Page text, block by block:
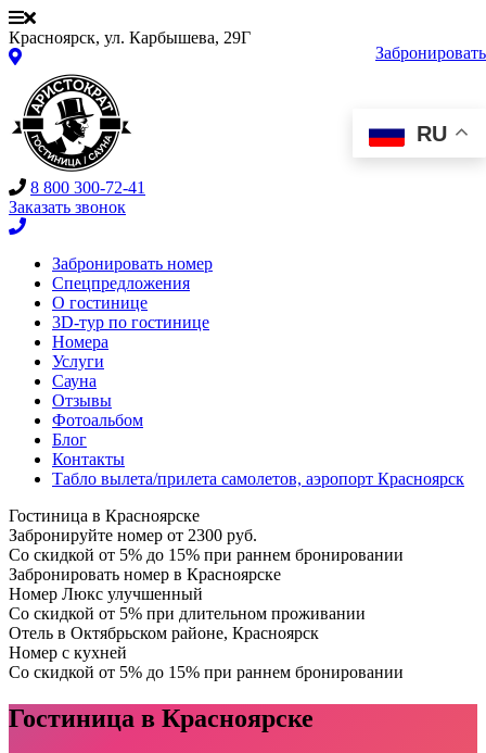
Красноярск, ул. Карбышева, 29Г
8 800 300-72-41
Заказать звонок
RU
Забронировать
Забронировать номер
Спецпредложения
О гостинице
3D-тур по гостинице
Номера
Услуги
Сауна
Отзывы
Фотоальбом
Блог
Контакты
Табло вылета/прилета самолетов, аэропорт Красноярск
Гостиница в Красноярске
Забронируйте номер от 2300 руб.
Со скидкой от 5% до 15% при раннем бронировании
Забронировать номер в Красноярске
Номер Люкс улучшенный
Со скидкой от 5% при длительном проживании
Отель в Октябрьском районе, Красноярск
Номер с кухней
Со скидкой от 5% до 15% при раннем бронировании
Гостиница в Красноярске